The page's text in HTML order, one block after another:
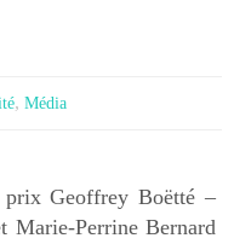
, Média
Geoffrey Boëtté –
Marie-Perrine Bernard